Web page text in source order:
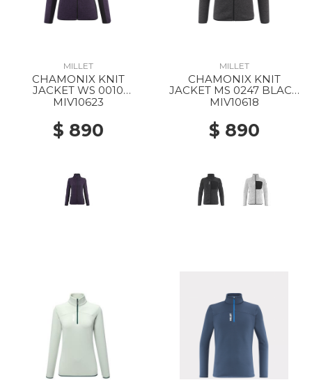
MILLET
CHAMONIX KNIT
JACKET WS 0010
PURPLE VELVET / BLACK
MIV10623
$ 890
MILLET
CHAMONIX KNIT
JACKET MS 0247 BLACK
- NOIR
MIV10618
$ 890